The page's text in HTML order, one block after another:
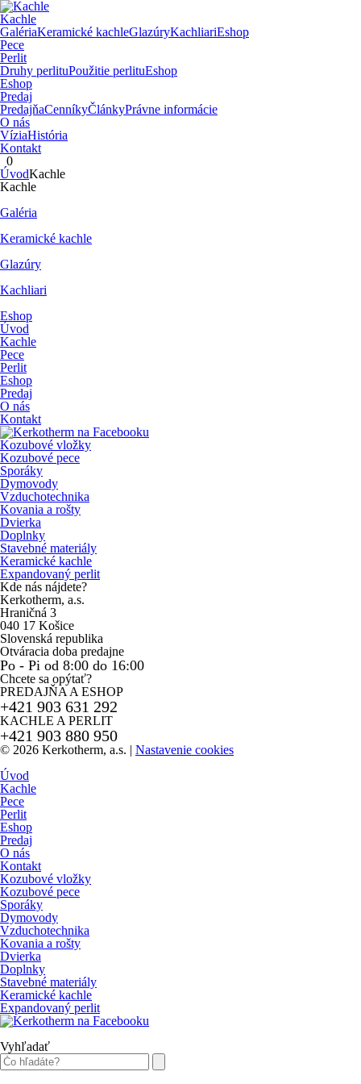
Kachle
GalériaKeramické kachleGlazúryKachliariEshop
Pece
Perlit
Druhy perlituPoužitie perlituEshop
Eshop
Predaj
PredajňaCenníkyČlánkyPrávne informácie
O nás
VíziaHistória
Kontakt
0
ÚvodKachle
Kachle
Galéria
Keramické kachle
Glazúry
Kachliari
Eshop
Úvod
Kachle
Pece
Perlit
Eshop
Predaj
O nás
Kontakt
Kozubové vložky
Kozubové pece
Sporáky
Dymovody
Vzduchotechnika
Kovania a rošty
Dvierka
Doplnky
Stavebné materiály
Keramické kachle
Expandovaný perlit
Kde nás nájdete?
Kerkotherm, a.s.
Hraničná 3
040 17 Košice
Slovenská republika
Otváracia doba predajne
Po - Pi od 8:00 do 16:00
Chcete sa opýtať?
PREDAJŇA A ESHOP
+421 903 631 292
KACHLE A PERLIT
+421 903 880 950
© 2026 Kerkotherm, a.s. | Nastavenie cookies
Úvod
Kachle
Pece
Perlit
Eshop
Predaj
O nás
Kontakt
Kozubové vložky
Kozubové pece
Sporáky
Dymovody
Vzduchotechnika
Kovania a rošty
Dvierka
Doplnky
Stavebné materiály
Keramické kachle
Expandovaný perlit
Vyhľadať